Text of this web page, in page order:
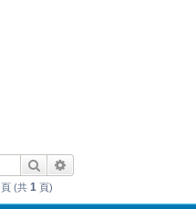
搜尋
頁 (共 1 頁)